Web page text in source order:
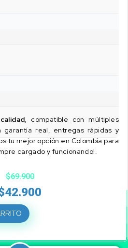
, compatible con múltiples
garantía real, entregas rápidas y
tu mejor opción en Colombia para
cargado y funcionando!.
$69.900
42.900